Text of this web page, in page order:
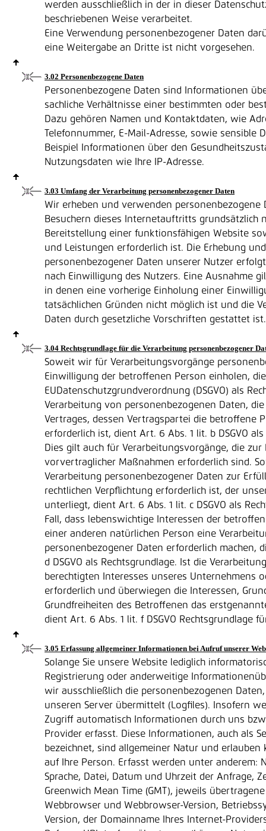
werden ausschließlich in der in dieser
beschriebenen Weise verarbeitet.
Eine Verwendung personenbezogener Daten
eine Weitergabe an Dritte ist nicht vorgesehen.
3.02 Personenbezogene Daten
Personenbezogene Daten sind Informationen
sachliche Verhältnisse einer bestimmten oder
Dazu gehören Namen und Kontaktdaten, wie
Telefonnummer, E-Mail-Adresse, sowie sensible
Beispiel Informationen über den
Nutzungsdaten wie Ihre IP-Adresse.
3.03 Umfang der Verarbeitung personenbezogener Daten
Wir erheben und verwenden personenbezogene
Besuchern dieses Internetauftritts grundsätzlich
Bereitstellung einer funktionsfähigen Website
und Leistungen erforderlich ist. Die Erhebung
personenbezogener Daten unserer Nutzer
nach Einwilligung des Nutzers. Eine Ausnahme
in denen eine vorherige Einholung einer
tatsächlichen Gründen nicht möglich ist und die
Daten durch gesetzliche Vorschriften gestattet ist.
3.04 Rechtsgrundlage für die Verarbeitung personenbezogener
Soweit wir für Verarbeitungsvorgänge
Einwilligung der betroffenen Person einholen,
EUDatenschutzgrundverordnung (DSGVO) als
Verarbeitung von personenbezogenen Daten,
Vertrages, dessen Vertragspartei die betroffene
erforderlich ist, dient Art. 6 Abs. 1 lit. b DSGVO
Dies gilt auch für Verarbeitungsvorgänge, die zur
vorvertraglicher Maßnahmen erforderlich sind.
Verarbeitung personenbezogener Daten zur
rechtlichen Verpflichtung erforderlich ist, der
unterliegt, dient Art. 6 Abs. 1 lit. c DSGVO als
Fall, dass lebenswichtige Interessen der
einer anderen natürlichen Person eine
personenbezogener Daten erforderlich machen,
d DSGVO als Rechtsgrundlage. Ist die
berechtigten Interesses unseres Unternehmens
erforderlich und überwiegen die Interessen,
Grundfreiheiten des Betroffenen das
dient Art. 6 Abs. 1 lit. f DSGVO Rechtsgrundlage
3.05 Erfassung allgemeiner Informationen bei Aufruf unserer
Solange Sie unsere Website lediglich
Registrierung oder anderweitige
wir ausschließlich die personenbezogenen
unseren Server übermittelt (Logfiles). Insofern
Zugriff automatisch Informationen durch uns
Provider erfasst. Diese Informationen, auch als
bezeichnet, sind allgemeiner Natur und erlauben
auf Ihre Person. Erfasst werden unter anderem:
Sprache, Datei, Datum und Uhrzeit der Anfrage,
Greenwich Mean Time (GMT), jeweils
Webbrowser und Webbrowser-Version,
Version, der Domainname Ihres Internet-